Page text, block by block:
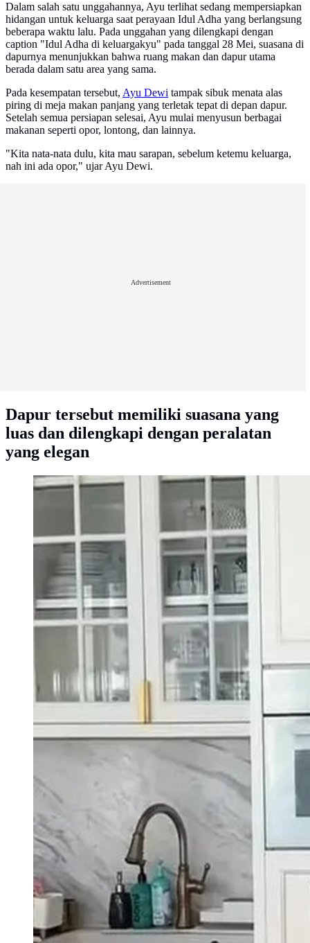
Dalam salah satu unggahannya, Ayu terlihat sedang mempersiapkan
hidangan untuk keluarga saat perayaan Idul Adha yang berlangsung
beberapa waktu lalu. Pada unggahan yang dilengkapi dengan
caption "Idul Adha di keluargakyu" pada tanggal 28 Mei, suasana di
dapurnya menunjukkan bahwa ruang makan dan dapur utama
berada dalam satu area yang sama.
Pada kesempatan tersebut, Ayu Dewi tampak sibuk menata alas
piring di meja makan panjang yang terletak tepat di depan dapur.
Setelah semua persiapan selesai, Ayu mulai menyusun berbagai
makanan seperti opor, lontong, dan lainnya.
"Kita nata-nata dulu, kita mau sarapan, sebelum ketemu keluarga,
nah ini ada opor," ujar Ayu Dewi.
Advertisement
Dapur tersebut memiliki suasana yang
luas dan dilengkapi dengan peralatan
yang elegan